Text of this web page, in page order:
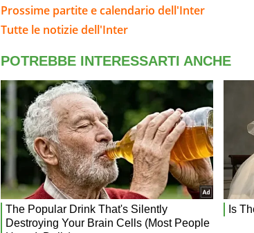
Prossime partite e calendario dell'Inter
Tutte le notizie dell'Inter